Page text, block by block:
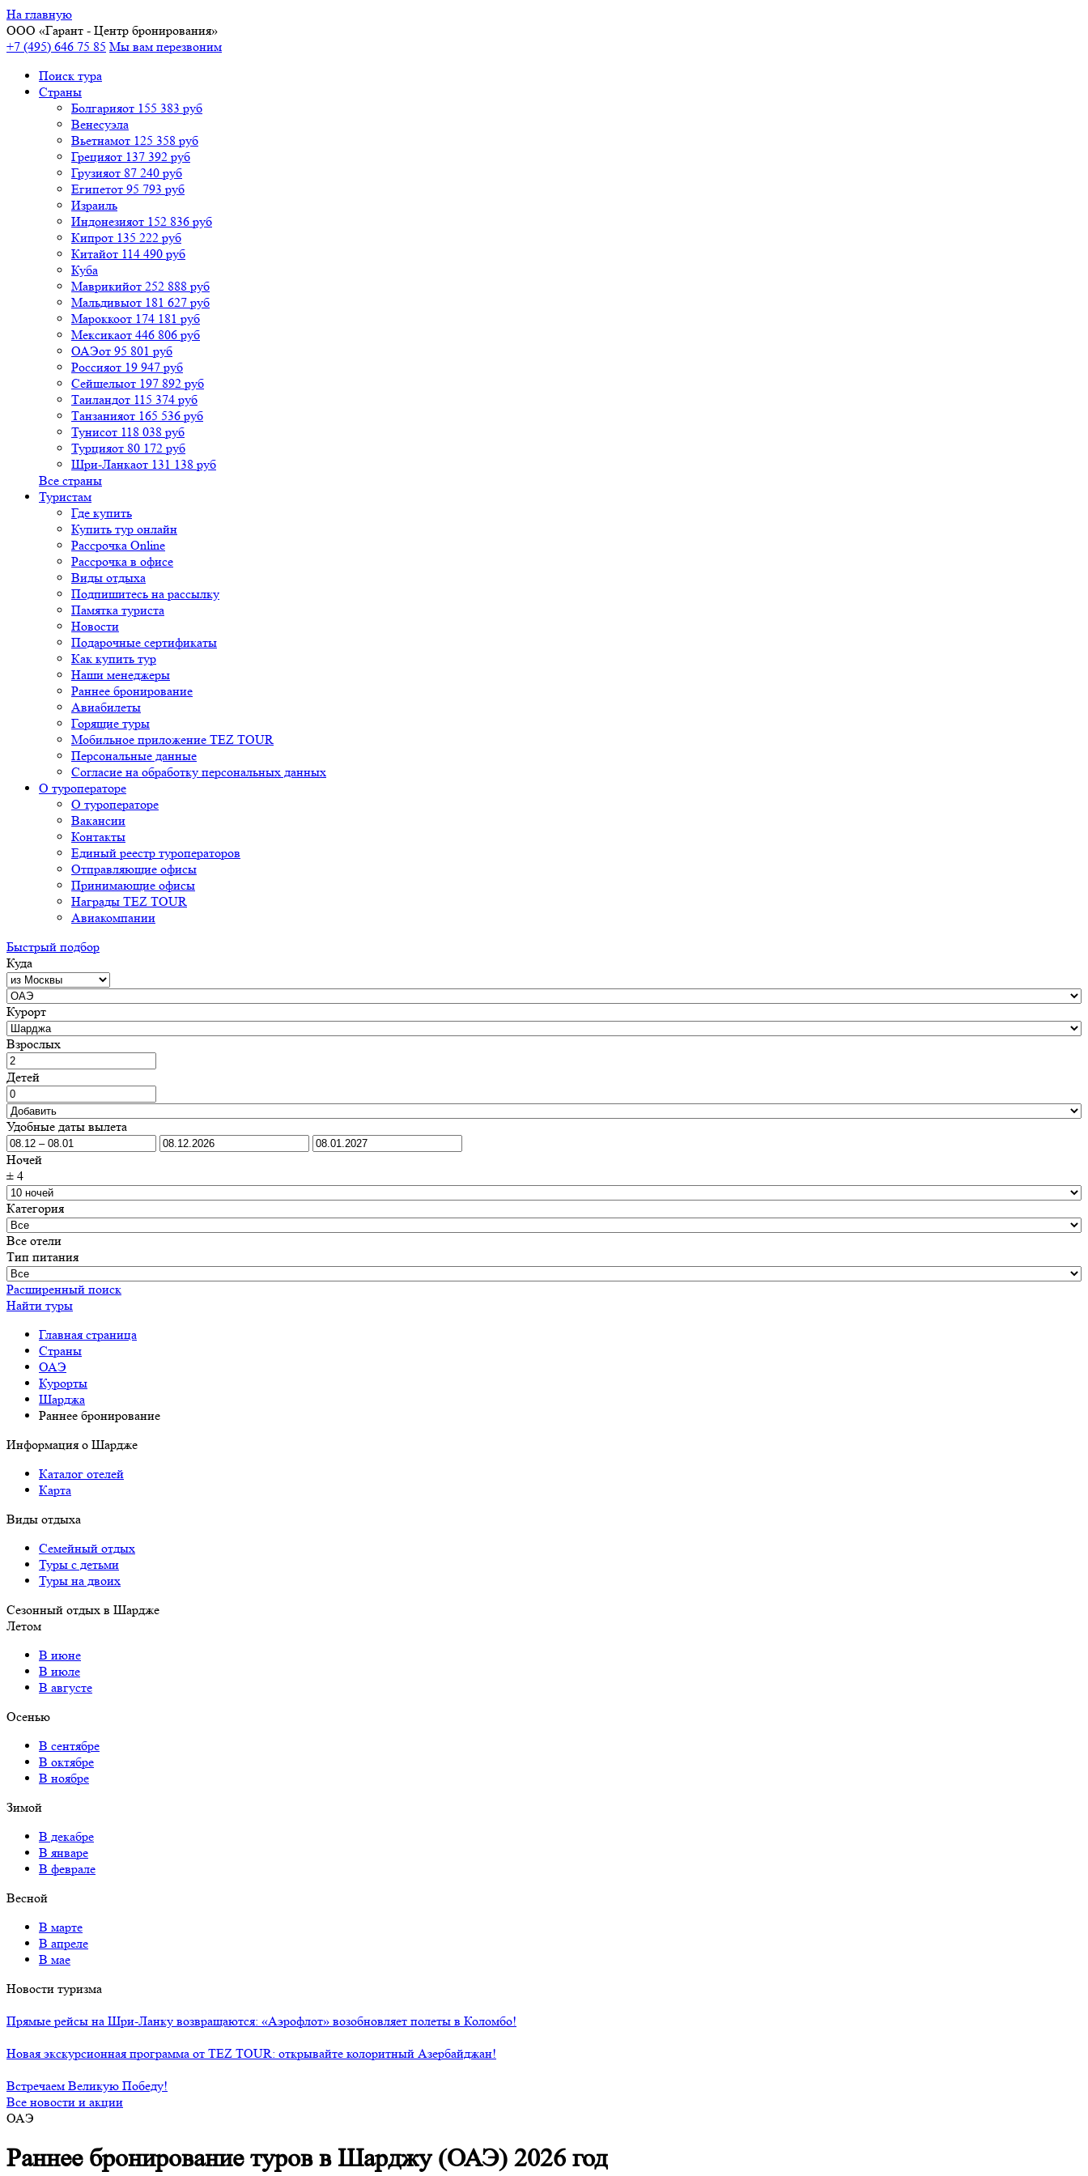
На главную
ООО «Гарант - Центр бронирования»
+7 (495) 646 75 85 Мы вам перезвоним
Поиск тура
Cтраны
Болгарияот 155 383 руб
Венесуэла
Вьетнамот 125 358 руб
Грецияот 137 392 руб
Грузияот 87 240 руб
Египетот 95 793 руб
Израиль
Индонезияот 152 836 руб
Кипрот 135 222 руб
Китайот 114 490 руб
Куба
Маврикийот 252 888 руб
Мальдивыот 181 627 руб
Мароккоот 174 181 руб
Мексикаот 446 806 руб
ОАЭот 95 801 руб
Россияот 19 947 руб
Сейшелыот 197 892 руб
Таиландот 115 374 руб
Танзанияот 165 536 руб
Тунисот 118 038 руб
Турцияот 80 172 руб
Шри-Ланкаот 131 138 руб
Все страны
Туристам
Где купить
Купить тур онлайн
Рассрочка Online
Рассрочка в офисе
Виды отдыха
Подпишитесь на рассылку
Памятка туриста
Новости
Подарочные сертификаты
Как купить тур
Наши менеджеры
Раннее бронирование
Авиабилеты
Горящие туры
Мобильное приложение TEZ TOUR
Персональные данные
Согласие на обработку персональных данных
О туроператоре
О туроператоре
Вакансии
Контакты
Единый реестр туроператоров
Отправляющие офисы
Принимающие офисы
Награды TEZ TOUR
Авиакомпании
Быстрый подбор
Куда
Курорт
Взрослых
Детей
Удобные даты вылета
Ночей
± 4
Категория
Все отели
Тип питания
Расширенный поиск
Найти туры
Главная страница
Cтраны
ОАЭ
Курорты
Шарджа
Раннее бронирование
Информация о Шардже
Каталог отелей
Карта
Виды отдыха
Семейный отдых
Туры с детьми
Туры на двоих
Сезонный отдых в Шардже
Летом
В июне
В июле
В августе
Осенью
В сентябре
В октябре
В ноябре
Зимой
В декабре
В январе
В феврале
Весной
В марте
В апреле
В мае
Новости туризма
Прямые рейсы на Шри-Ланку возвращаются: «Аэрофлот» возобновляет полеты в Коломбо!
Новая экскурсионная программа от TEZ TOUR: открывайте колоритный Азербайджан!
Встречаем Великую Победу!
Все новости и акции
ОАЭ
Раннее бронирование туров в Шарджу (ОАЭ) 2026 год